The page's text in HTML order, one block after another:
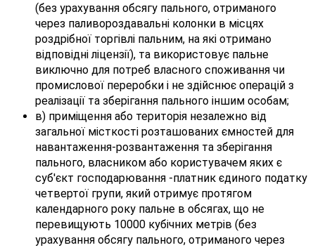
(без урахування обсягу пального, отриманого
через паливороздавальні колонки в місцях
роздрібної торгівлі пальним, на які отримано
відповідні ліцензії), та використовує пальне
виключно для потреб власного споживання чи
промислової переробки і не здійснює операцій з
реалізації та зберігання пального іншим особам;
в) приміщення або територія незалежно від
загальної місткості розташованих ємностей для
навантаження-розвантаження та зберігання
пального, власником або користувачем яких є
суб'єкт господарювання -платник єдиного податку
четвертої групи, який отримує протягом
календарного року пальне в обсягах, що не
перевищують 10000 кубічних метрів (без
урахування обсягу пального, отриманого через